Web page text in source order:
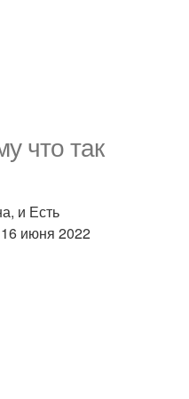
что так
и Есть
июня 2022